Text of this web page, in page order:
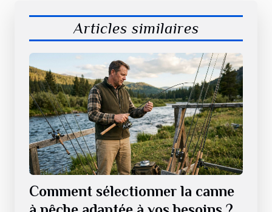
Articles similaires
Comment sélectionner la canne